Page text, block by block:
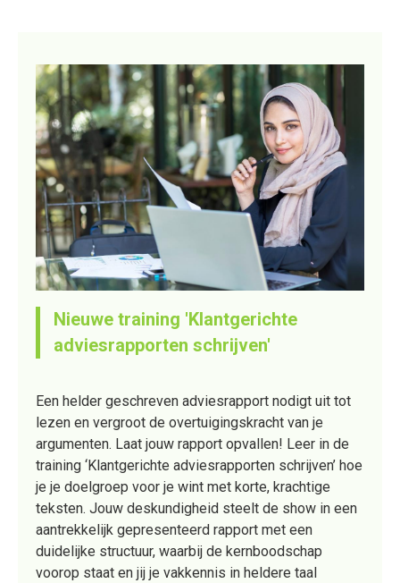
Nieuwe training 'Klantgerichte
adviesrapporten schrijven'
Een helder geschreven adviesrapport nodigt uit tot
lezen en vergroot de overtuigingskracht van je
argumenten. Laat jouw rapport opvallen! Leer in de
training ‘Klantgerichte adviesrapporten schrijven’ hoe
je je doelgroep voor je wint met korte, krachtige
teksten. Jouw deskundigheid steelt de show in een
aantrekkelijk gepresenteerd rapport met een
duidelijke structuur, waarbij de kernboodschap
voorop staat en jij je vakkennis in heldere taal